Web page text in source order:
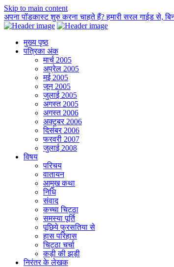
Skip to main content
अपना पॉडकास्ट शुरु करना चाहते हैं? हमारी सरल गाईड से,
मुख्य पृष्ठ
पत्रिका अंक
मार्च 2005
अप्रेल 2005
मई 2005
जून 2005
जुलाई 2005
अगस्त 2005
अगस्त 2006
अक्टुबर 2006
दिसंबर 2006
फरवरी 2007
जुलाई 2008
विषय
परिचय
वातायन
आमुख कथा
निधि
संवाद
कच्चा चिट्ठा
समस्या पूर्ति
पूछिये फुरसतिया से
हास परिहास
चिट्ठा चर्चा
कड़ी की झड़ी
निरंतर के लेखक